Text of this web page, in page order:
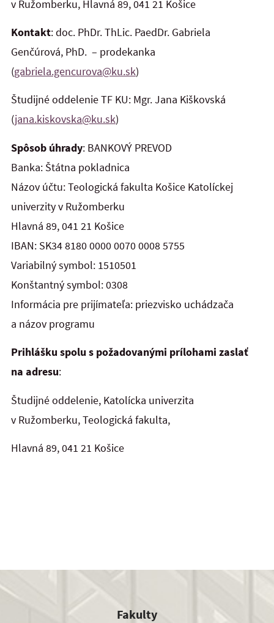
v Ružomberku, Hlavná 89, 041 21 Košice
Kontakt: doc. PhDr. ThLic. PaedDr. Gabriela
Genčúrová, PhD. – prodekanka
(gabriela.gencurova@ku.sk)
Študijné oddelenie TF KU: Mgr. Jana Kiškovská
(jana.kiskovska@ku.sk)
Spôsob úhrady: BANKOVÝ PREVOD
Banka: Štátna pokladnica
Názov účtu: Teologická fakulta Košice Katolíckej
univerzity v Ružomberku
Hlavná 89, 041 21 Košice
IBAN: SK34 8180 0000 0070 0008 5755
Variabilný symbol: 1510501
Konštantný symbol: 0308
Informácia pre prijímateľa: priezvisko uchádzača
a názov programu
Prihlášku spolu s požadovanými prílohami zaslať
na adresu:
Študijné oddelenie, Katolícka univerzita
v Ružomberku, Teologická fakulta,
Hlavná 89, 041 21 Košice
Fakulty